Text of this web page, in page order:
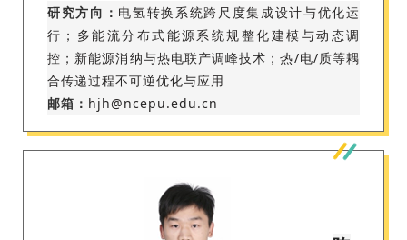
研究方向： 电氢转换系统跨尺度集成设计与优化运
行；多能流分布式能源系统规整化建模与动态调
控；新能源消纳与热电联产调峰技术；热/电/质等耦
合传递过程不可逆优化与应用
邮箱： hjh@ncepu.edu.cn